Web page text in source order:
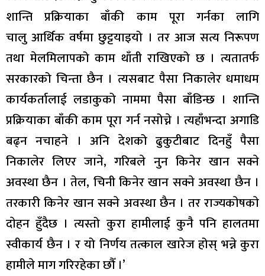
शान्ति प्रक्रियाका बाँकी काम पूरा गर्नका लागि
चालु आर्थिक वर्षमा छुट्टयाइयो । तर आज सत्य निरूपण
तथा मेलमिलापको काम थाँती राखिएको छ । त्यतातर्फ
सरकारको चिन्ता छैन । त्यसबाट पैसा निकालेर धमाधम
कार्यकर्तालाई लडाकुको नाममा पैसा बाँडिन्छ । शान्ति
प्रक्रियाका बाँकी काम पूरा गर्न नसोच्ने । त्यहाँभन्दा अगाडि
बढ्न नचाहने । अनि देशको ढुकुटीबाट दिनहुँ पैसा
निकालेर लिएर जाने, गरिबले नुन किनेर खान सक्ने
अवस्था छैन । तेल, चिनी किनेर खान सक्ने अवस्था छैन ।
तरकारी किनेर खान सक्ने अवस्था छैन । तर राज्यकाेषकाे
दाेहन हुँदैछ । त्यस्तो कुरा हामीलाई कुनै पनि हालतमा
स्वीकार्य छैन । र यो निर्णय तत्काल खारेज होस् भन्ने कुरा
हामीले माग गरिरहेका छौँ ।’